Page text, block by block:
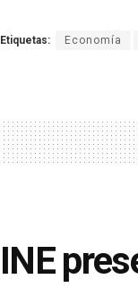
Etiquetas: Economía
INE